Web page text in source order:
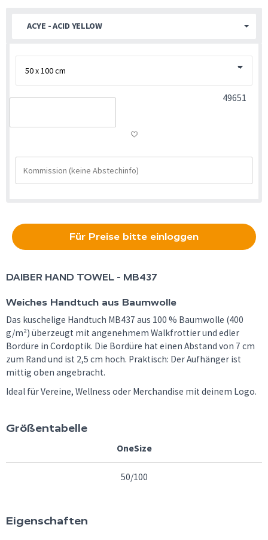
ACYE - ACID YELLOW
49651
Für Preise bitte einloggen
DAIBER HAND TOWEL - MB437
Weiches Handtuch aus Baumwolle
Das kuschelige Handtuch MB437 aus 100 % Baumwolle (400
g/m²) überzeugt mit angenehmem Walkfrottier und edler
Bordüre in Cordoptik. Die Bordüre hat einen Abstand von 7 cm
zum Rand und ist 2,5 cm hoch. Praktisch: Der Aufhänger ist
mittig oben angebracht.
Ideal für Vereine, Wellness oder Merchandise mit deinem Logo.
Größentabelle
OneSize
50/100
Eigenschaften